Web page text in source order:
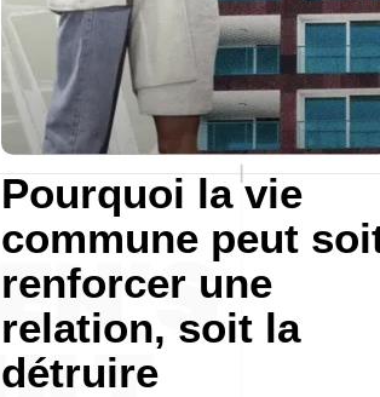
Pourquoi la vie
commune peut
renforcer une
relation, soit la
détruire